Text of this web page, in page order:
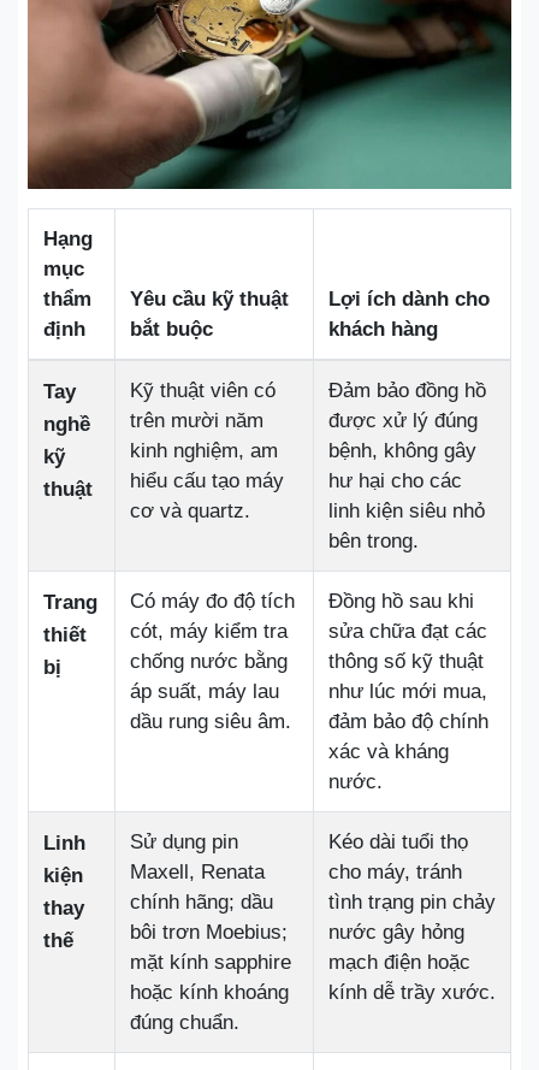
Hạng
mục
thẩm
định
Yêu cầu kỹ thuật
bắt buộc
Lợi ích dành cho
khách hàng
Tay
nghề
kỹ
thuật
Kỹ thuật viên có
trên mười năm
kinh nghiệm, am
hiểu cấu tạo máy
cơ và quartz.
Đảm bảo đồng hồ
được xử lý đúng
bệnh, không gây
hư hại cho các
linh kiện siêu nhỏ
bên trong.
Trang
thiết
bị
Có máy đo độ tích
cót, máy kiểm tra
chống nước bằng
áp suất, máy lau
dầu rung siêu âm.
Đồng hồ sau khi
sửa chữa đạt các
thông số kỹ thuật
như lúc mới mua,
đảm bảo độ chính
xác và kháng
nước.
Linh
kiện
thay
thế
Sử dụng pin
Maxell, Renata
chính hãng; dầu
bôi trơn Moebius;
mặt kính sapphire
hoặc kính khoáng
đúng chuẩn.
Kéo dài tuổi thọ
cho máy, tránh
tình trạng pin chảy
nước gây hỏng
mạch điện hoặc
kính dễ trầy xước.